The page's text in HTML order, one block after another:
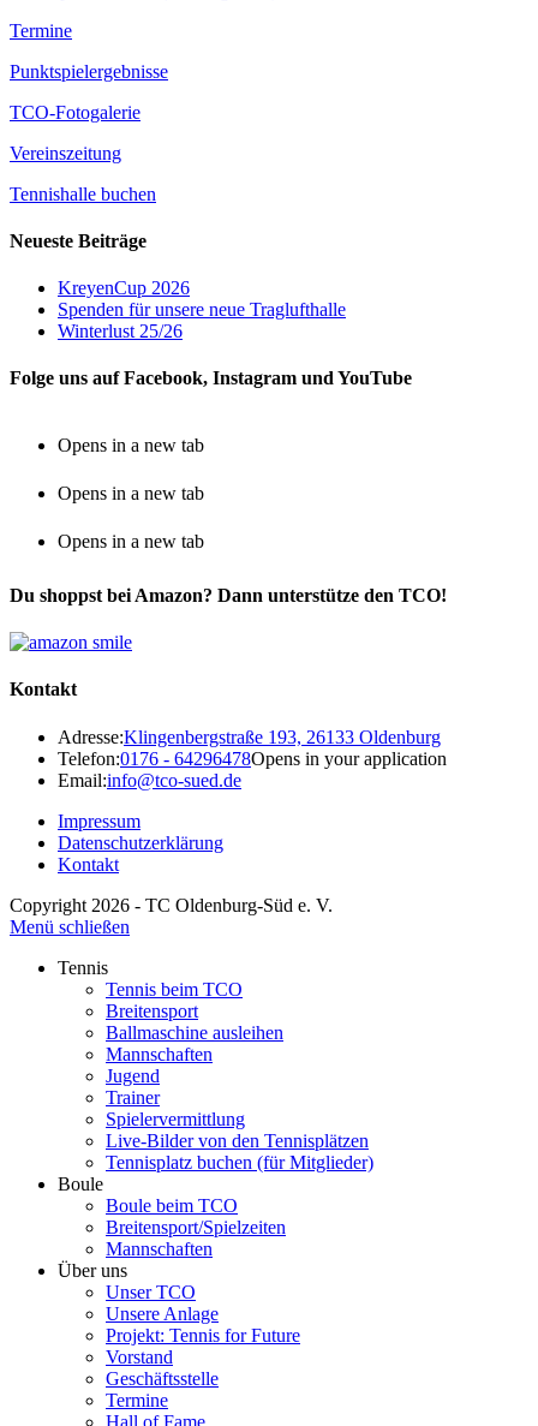
Termine
Punktspielergebnisse
TCO-Fotogalerie
Vereinszeitung
Tennishalle buchen
Neueste Beiträge
KreyenCup 2026
Spenden für unsere neue Traglufthalle
Winterlust 25/26
Folge uns auf Facebook, Instagram und YouTube
Opens in a new tab
Opens in a new tab
Opens in a new tab
Du shoppst bei Amazon? Dann unterstütze den TCO!
Kontakt
Adresse:Klingenbergstraße 193, 26133 Oldenburg
Telefon:0176 - 64296478Opens in your application
Email:info@tco-sued.de
Impressum
Datenschutzerklärung
Kontakt
Copyright 2026 - TC Oldenburg-Süd e. V.
Menü schließen
Tennis
Tennis beim TCO
Breitensport
Ballmaschine ausleihen
Mannschaften
Jugend
Trainer
Spielervermittlung
Live-Bilder von den Tennisplätzen
Tennisplatz buchen (für Mitglieder)
Boule
Boule beim TCO
Breitensport/Spielzeiten
Mannschaften
Über uns
Unser TCO
Unsere Anlage
Projekt: Tennis for Future
Vorstand
Geschäftsstelle
Termine
Hall of Fame